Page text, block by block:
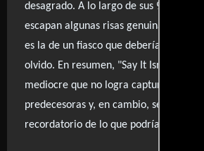
desagrado. A lo largo de sus 90
escapan algunas risas genuinas, y la
es la de un fiasco que debería haber
olvido. En resumen, "Say It Isn't So" es
mediocre que no logra capturar la
predecesoras y, en cambio, se
recordatorio de lo que podría haber